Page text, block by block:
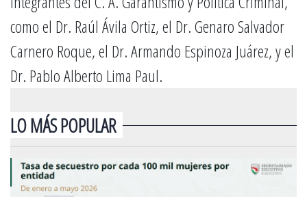
como el Dr. Raúl Ávila Ortiz, el Dr. Genaro Salvador
Carnero Roque, el Dr. Armando Espinoza Juárez, y el
Dr. Pablo Alberto Lima Paul.
LO MÁS POPULAR